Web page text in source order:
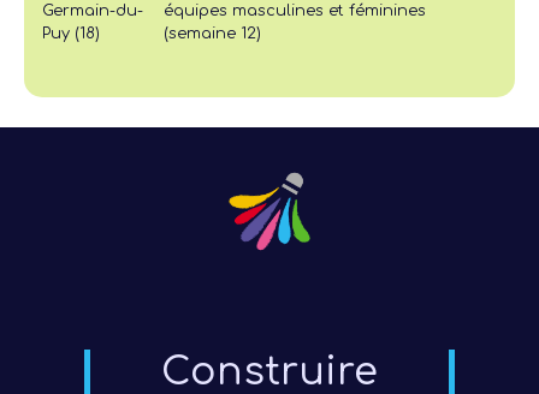
Germain-du-
Puy (18)
équipes masculines et féminines
(semaine 12)
Construire